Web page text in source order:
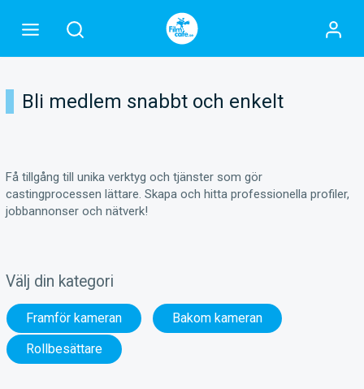
Bli medlem snabbt och enkelt
Få tillgång till unika verktyg och tjänster som gör
castingprocessen lättare. Skapa och hitta professionella profiler,
jobbannonser och nätverk!
Välj din kategori
Framför kameran
Bakom kameran
Rollbesättare